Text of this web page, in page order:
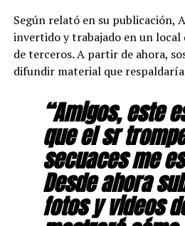
Según relató en su publicación,
invertido y trabajado en un local
de terceros. A partir de ahora,
difundir material que
“Amigos, este
que el sr
secuaces me
Desde ahora
fotos y videos